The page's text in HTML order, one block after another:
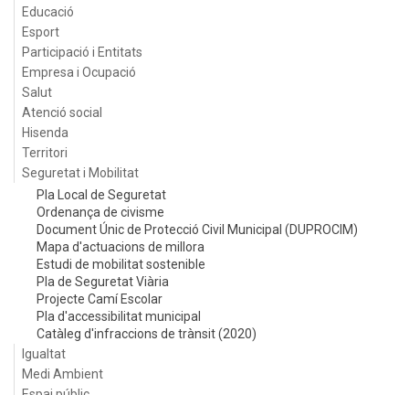
Educació
Esport
Participació i Entitats
Empresa i Ocupació
Salut
Atenció social
Hisenda
Territori
Seguretat i Mobilitat
Pla Local de Seguretat
Ordenança de civisme
Document Únic de Protecció Civil Municipal (DUPROCIM)
Mapa d'actuacions de millora
Estudi de mobilitat sostenible
Pla de Seguretat Viària
Projecte Camí Escolar
Pla d'accessibilitat municipal
Catàleg d'infraccions de trànsit (2020)
Igualtat
Medi Ambient